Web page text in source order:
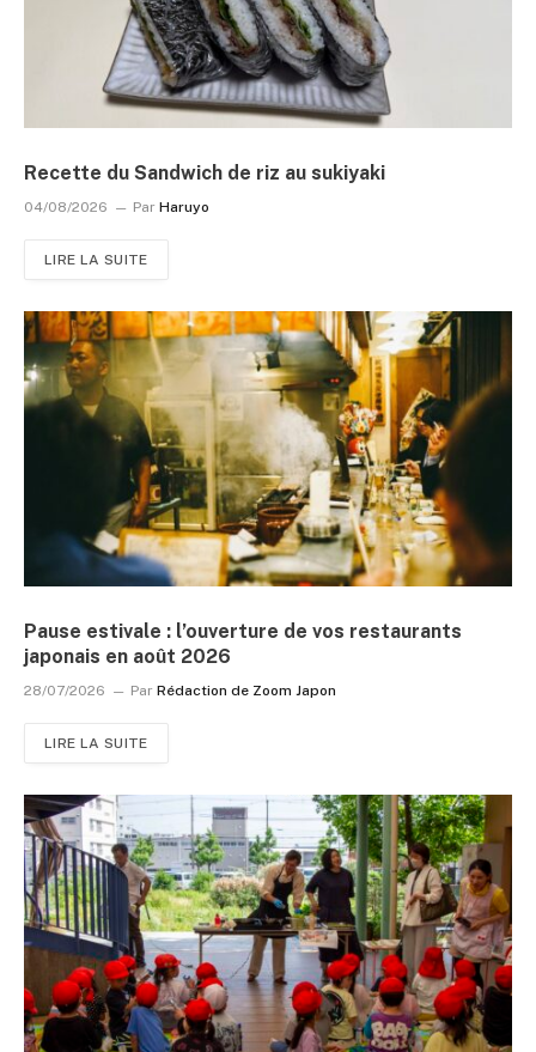
Recette du Sandwich de riz au sukiyaki
04/08/2026 Par Haruyo
LIRE LA SUITE
Pause estivale : l’ouverture de vos restaurants
japonais en août 2026
28/07/2026 Par Rédaction de Zoom Japon
LIRE LA SUITE